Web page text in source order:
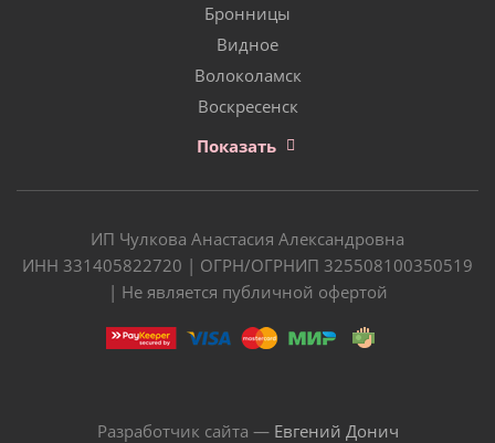
Бронницы
Видное
Волоколамск
Воскресенск
Показать
ИП Чулкова Анастасия Александровна
ИНН 331405822720 | ОГРН/ОГРНИП 325508100350519
| Не является публичной офертой
Разработчик сайта — Евгений Донич